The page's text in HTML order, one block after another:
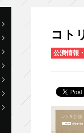
コト
公演情報